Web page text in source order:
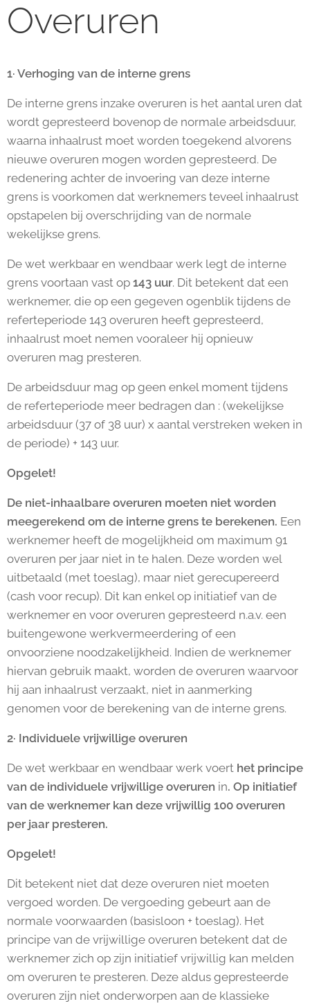
Overuren
1· Verhoging van de interne grens
De interne grens inzake overuren is het aantal uren dat
wordt gepresteerd bovenop de normale arbeidsduur,
waarna inhaalrust moet worden toegekend alvorens
nieuwe overuren mogen worden gepresteerd. De
redenering achter de invoering van deze interne
grens is voorkomen dat werknemers teveel inhaalrust
opstapelen bij overschrijding van de normale
wekelijkse grens.
De wet werkbaar en wendbaar werk legt de interne
grens voortaan vast op 143 uur. Dit betekent dat een
werknemer, die op een gegeven ogenblik tijdens de
referteperiode 143 overuren heeft gepresteerd,
inhaalrust moet nemen vooraleer hij opnieuw
overuren mag presteren.
De arbeidsduur mag op geen enkel moment tijdens
de referteperiode meer bedragen dan : (wekelijkse
arbeidsduur (37 of 38 uur) x aantal verstreken weken in
de periode) + 143 uur.
Opgelet!
De niet-inhaalbare overuren moeten niet worden
meegerekend om de interne grens te berekenen. Een
werknemer heeft de mogelijkheid om maximum 91
overuren per jaar niet in te halen. Deze worden wel
uitbetaald (met toeslag), maar niet gerecupereerd
(cash voor recup). Dit kan enkel op initiatief van de
werknemer en voor overuren gepresteerd n.a.v. een
buitengewone werkvermeerdering of een
onvoorziene noodzakelijkheid. Indien de werknemer
hiervan gebruik maakt, worden de overuren waarvoor
hij aan inhaalrust verzaakt, niet in aanmerking
genomen voor de berekening van de interne grens.
2· Individuele vrijwillige overuren
De wet werkbaar en wendbaar werk voert het principe
van de individuele vrijwillige overuren in. Op initiatief
van de werknemer kan deze vrijwillig 100 overuren
per jaar presteren.
Opgelet!
Dit betekent niet dat deze overuren niet moeten
vergoed worden. De vergoeding gebeurt aan de
normale voorwaarden (basisloon + toeslag). Het
principe van de vrijwillige overuren betekent dat de
werknemer zich op zijn initiatief vrijwillig kan melden
om overuren te presteren. Deze aldus gepresteerde
overuren zijn niet onderworpen aan de klassieke